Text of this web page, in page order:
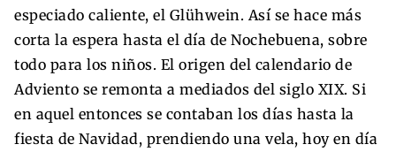
especiado caliente, el Glühwein. Así se hace más
corta la espera hasta el día de Nochebuena, sobre
todo para los niños. El origen del calendario de
Adviento se remonta a mediados del siglo XIX. Si
en aquel entonces se contaban los días hasta la
fiesta de Navidad, prendiendo una vela, hoy en día